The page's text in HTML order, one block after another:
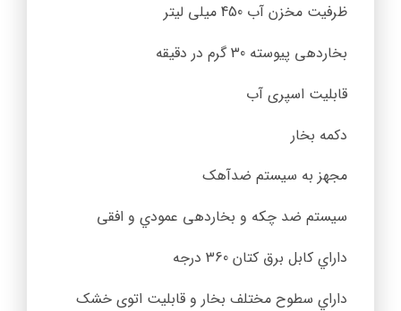
ظرفیت مخزن آب 450 میلی لیتر
بخاردهی پیوسته 30 گرم در دقیقه
قابلیت اسپری آب
دکمه بخار
مجهز به سیستم ضدآهک
سیستم ضد چکه و بخاردهی عمودي و افقی
داراي کابل برق کتان 360 درجه
داراي سطوح مختلف بخار و قابلیت اتوی خشک